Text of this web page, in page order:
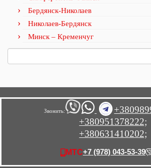
Бердянск-Николаев
Николаев-Бердянск
Минск – Кременчуг
Звонить:
+380951378222;
+380631410202;
МТС+7 (978) 043-53-39